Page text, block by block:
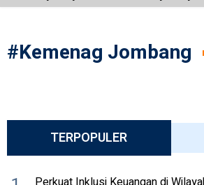
#Kemenag Jombang
TERPOPULER